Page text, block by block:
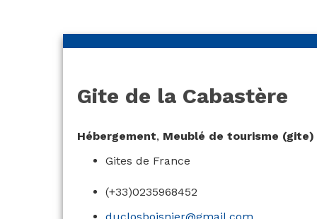
Gite de la Cabastère
Hébergement, Meublé de tourisme (gite)
Gites de France
(+33)0235968452
duclosboisnier@gmail.com